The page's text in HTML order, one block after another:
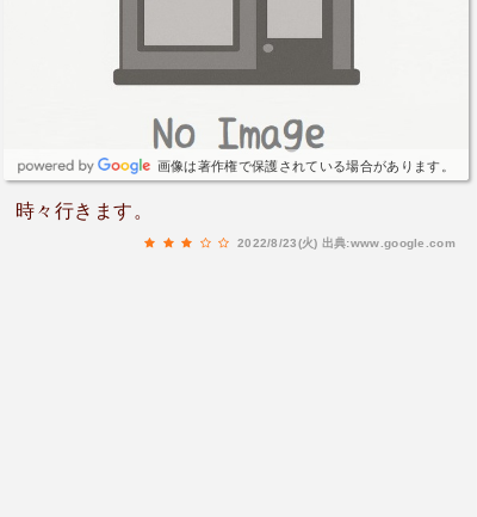
画像は著作権で保護されている場合があります。
時々行きます。
2022/8/23(火) 出典:www.google.com